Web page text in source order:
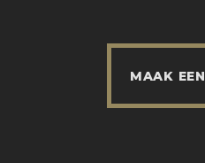
MAAK